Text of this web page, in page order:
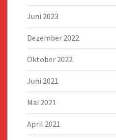
Juni 2023
Dezember 2022
Oktober 2022
Juni 2021
Mai 2021
April 2021